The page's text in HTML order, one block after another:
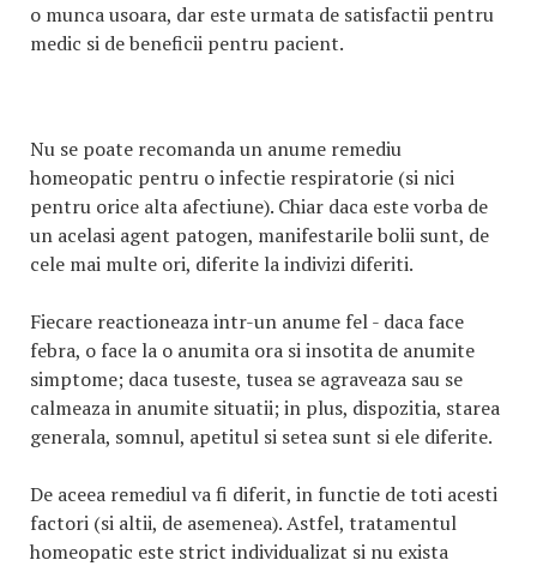
o munca usoara, dar este urmata de satisfactii pentru
medic si de beneficii pentru pacient.
Nu se poate recomanda un anume remediu
homeopatic pentru o infectie respiratorie (si nici
pentru orice alta afectiune). Chiar daca este vorba de
un acelasi agent patogen, manifestarile bolii sunt, de
cele mai multe ori, diferite la indivizi diferiti.
Fiecare reactioneaza intr-un anume fel - daca face
febra, o face la o anumita ora si insotita de anumite
simptome; daca tuseste, tusea se agraveaza sau se
calmeaza in anumite situatii; in plus, dispozitia, starea
generala, somnul, apetitul si setea sunt si ele diferite.
De aceea remediul va fi diferit, in functie de toti acesti
factori (si altii, de asemenea). Astfel, tratamentul
homeopatic este strict individualizat si nu exista